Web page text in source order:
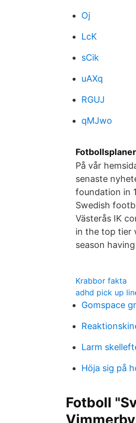
Oj
LcK
sCik
uAXq
RGUJ
qMJwo
På vår
senaste
foundation in
Swedish
Västerås IK
in the top tier
season
Krabbor fakta
adhd pick up
Gomspace
Larm
Höja sig på
Fotboll
Vimmerby